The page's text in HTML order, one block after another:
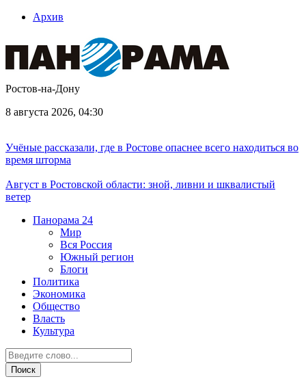
Архив
Ростов-на-Дону
8 августа 2026, 04:30
Учёные рассказали, где в Ростове опаснее всего находиться во
время шторма
Август в Ростовской области: зной, ливни и шквалистый
ветер
Панорама 24
Мир
Вся Россия
Южный регион
Блоги
Политика
Экономика
Общество
Власть
Культура